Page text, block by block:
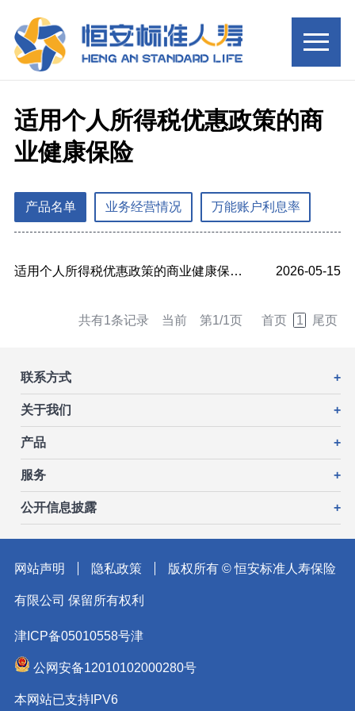
适用个人所得税优惠政策的商
业健康保险
产品名单 业务经营情况 万能账户利息率
适用个人所得税优惠政策的商业健康保险的产品名单 2026-05-15
共有1条记录 当前 第1/1页 首页 1 尾页
联系方式 +
关于我们 +
产品 +
服务 +
公开信息披露 +
网站声明 隐私政策 版权所有 © 恒安标准人寿保险
有限公司 保留所有权利
津ICP备05010558号津
公网安备12010102000280号
本网站已支持IPV6